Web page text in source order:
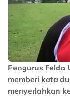
Pengurus Felda
memberi kata
menyerlahkan